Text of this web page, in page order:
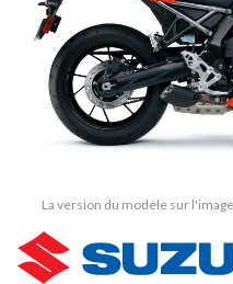
La version du modèle sur